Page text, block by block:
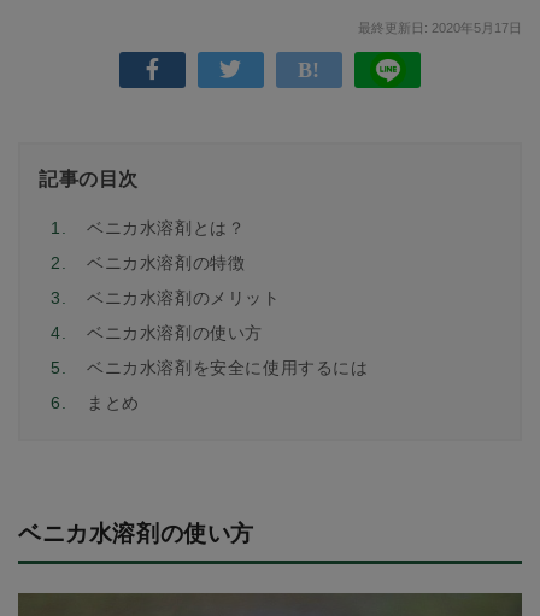
最終更新日: 2020年5月17日
記事の目次
1.
ベニカ水溶剤とは？
2.
ベニカ水溶剤の特徴
3.
ベニカ水溶剤のメリット
4.
ベニカ水溶剤の使い方
5.
ベニカ水溶剤を安全に使用するには
6.
まとめ
ベニカ水溶剤の使い方